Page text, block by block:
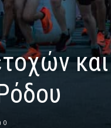
0